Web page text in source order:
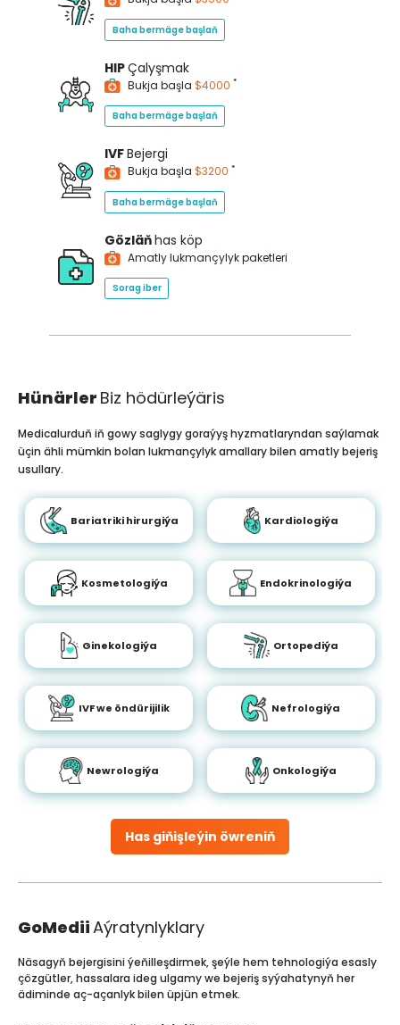
Baha bermäge başlaň
HIPÇalyşmak
Bukja başla $4000 *
Baha bermäge başlaň
IVFBejergi
Bukja başla $3200 *
Baha bermäge başlaň
Gözläňhas köp
Amatly lukmançylyk paketleri
Sorag iber
Hünärler Biz hödürleýäris
Has giňişleýin öwreniň
Medicalurduň iň gowy saglygy goraýyş hyzmatlaryndan saýlamak
üçin ähli mümkin bolan lukmançylyk amallary bilen amatly bejeriş
usullary.
Bariatriki hirurgiýa Kardiologiýa
Kosmetologiýa Endokrinologiýa
Ginekologiýa Ortopediýa
IVF we öndürijilik Nefrologiýa
Newrologiýa Onkologiýa
GoMediiAýratynlyklary
Näsagyň bejergisini ýeňilleşdirmek, şeýle hem tehnologiýa esasly
çözgütler, hassalara ideg ulgamy we bejeriş syýahatynyň her
ädiminde aç-açanlyk bilen üpjün etmek.